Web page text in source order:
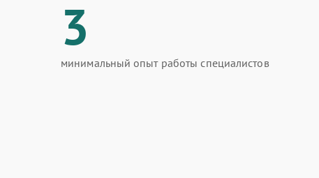
3
минимальный опыт работы специалистов